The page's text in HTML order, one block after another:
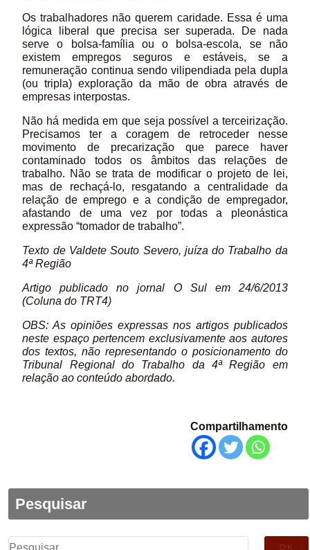
Os trabalhadores não querem caridade. Essa é uma
lógica liberal que precisa ser superada. De nada
serve o bolsa-família ou o bolsa-escola, se não
existem empregos seguros e estáveis, se a
remuneração continua sendo vilipendiada pela dupla
(ou tripla) exploração da mão de obra através de
empresas interpostas.
Não há medida em que seja possível a terceirização.
Precisamos ter a coragem de retroceder nesse
movimento de precarização que parece haver
contaminado todos os âmbitos das relações de
trabalho. Não se trata de modificar o projeto de lei,
mas de rechaçá-lo, resgatando a centralidade da
relação de emprego e a condição de empregador,
afastando de uma vez por todas a pleonástica
expressão “tomador de trabalho”.
Texto de Valdete Souto Severo, juíza do Trabalho da
4ª Região
Artigo publicado no jornal O Sul em 24/6/2013
(Coluna do TRT4)
OBS: As opiniões expressas nos artigos publicados
neste espaço pertencem exclusivamente aos autores
dos textos, não representando o posicionamento do
Tribunal Regional do Trabalho da 4ª Região em
relação ao conteúdo abordado.
Compartilhamento
Pesquisar
Pesquisar